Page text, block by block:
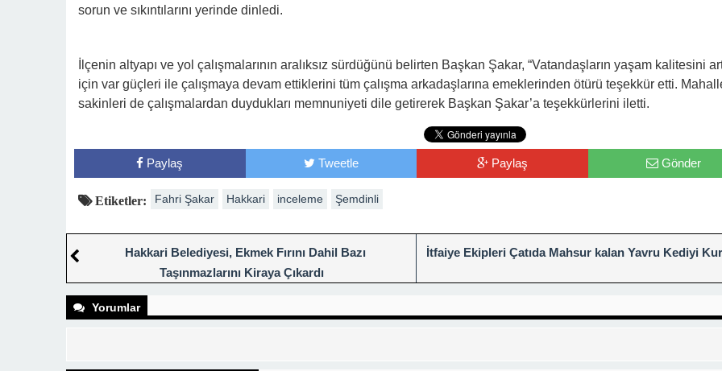
sorun ve sıkıntılarını yerinde dinledi.
İlçenin altyapı ve yol çalışmalarının aralıksız sürdüğünü belirten Başkan Şakar, “Vatandaşların yaşam kalitesini
için var güçleri ile çalışmaya devam ettiklerini tüm çalışma arkadaşlarına emeklerinden ötürü teşekkür etti.
sakinleri de çalışmalardan duydukları memnuniyeti dile getirerek Başkan Şakar’a teşekkürlerini iletti.
Paylaş Tweetle Paylaş Gönder
Etiketler: Fahri Şakar Hakkari inceleme Şemdinli
Hakkari Belediyesi, Ekmek Fırını Dahil Bazı
Taşınmazlarını Kiraya Çıkardı
İtfaiye Ekipleri Çatıda Mahsur kalan Yavru Kediyi
Yorumlar